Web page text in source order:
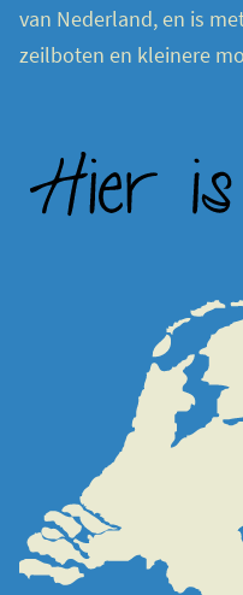
van Nederland, en is
zeilboten en kleinere